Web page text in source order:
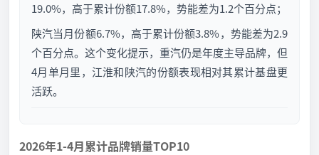
19.0%，高于累计份额17.8%，势能差为1.2个百分点；
陕汽当月份额6.7%，高于累计份额3.8%，势能差为2.9
个百分点。这个变化提示，重汽仍是年度主导品牌，但
4月单月里，江淮和陕汽的份额表现相对其累计基盘更
活跃。
2026年1-4月累计品牌销量TOP10